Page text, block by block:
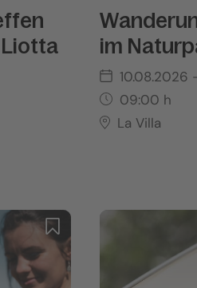
Liotta
im
10.08.2026
09:00 h
La Villa